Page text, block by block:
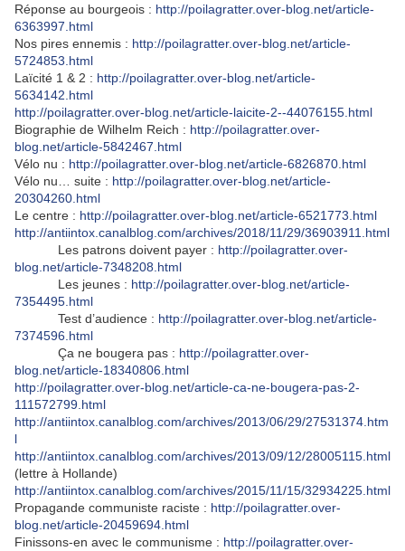
Réponse au bourgeois : http://poilagratter.over-blog.net/article-
6363997.html
Nos pires ennemis : http://poilagratter.over-blog.net/article-
5724853.html
Laïcité 1 & 2 : http://poilagratter.over-blog.net/article-
5634142.html
http://poilagratter.over-blog.net/article-laicite-2--44076155.html
Biographie de Wilhelm Reich : http://poilagratter.over-
blog.net/article-5842467.html
Vélo nu : http://poilagratter.over-blog.net/article-6826870.html
Vélo nu… suite : http://poilagratter.over-blog.net/article-
20304260.html
Le centre : http://poilagratter.over-blog.net/article-6521773.html
http://antiintox.canalblog.com/archives/2018/11/29/36903911.html
Les patrons doivent payer : http://poilagratter.over-
blog.net/article-7348208.html
Les jeunes : http://poilagratter.over-blog.net/article-
7354495.html
Test d’audience : http://poilagratter.over-blog.net/article-
7374596.html
Ça ne bougera pas : http://poilagratter.over-
blog.net/article-18340806.html
http://poilagratter.over-blog.net/article-ca-ne-bougera-pas-2-
111572799.html
http://antiintox.canalblog.com/archives/2013/06/29/27531374.htm
l
http://antiintox.canalblog.com/archives/2013/09/12/28005115.html
(lettre à Hollande)
http://antiintox.canalblog.com/archives/2015/11/15/32934225.html
Propagande communiste raciste : http://poilagratter.over-
blog.net/article-20459694.html
Finissons-en avec le communisme : http://poilagratter.over-